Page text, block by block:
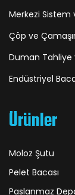
Merkezi Sistem
Çöp ve
Duman Tahliye
Endüstriyel
Ürünler
Moloz Şutu
Pelet Bacası
Paslanmaz